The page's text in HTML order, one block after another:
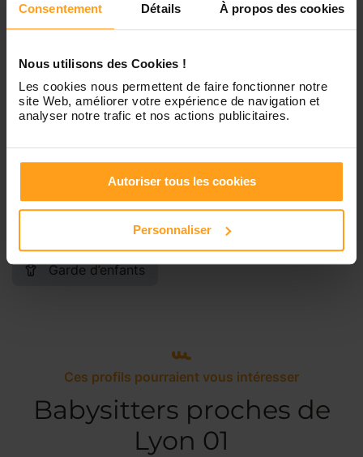
Consentement Détails À propos des cookies
Nous utilisons des Cookies !
Les cookies nous permettent de faire fonctionner notre
site Web, améliorer votre expérience de navigation et
analyser notre trafic et nos actions publicitaires.
Autoriser tous les cookies
Personnaliser
Samedi Disponible de 00:00 à 00:00
Contactez-nous
Services proposés
Garde d’enfants
Ces profils pourraient vous intéresser
Babysitters proches de
Lyon 01